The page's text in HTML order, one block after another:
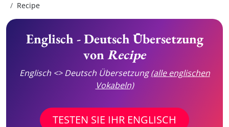
Recipe
Englisch - Deutsch Übersetzung
vonRecipe
Englisch <> Deutsch Übersetzung(alle englischen
Vokabeln)
TESTEN SIE IHR ENGLISCH